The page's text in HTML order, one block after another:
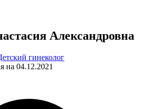
Александровна
гинеколог
на 04.12.2021